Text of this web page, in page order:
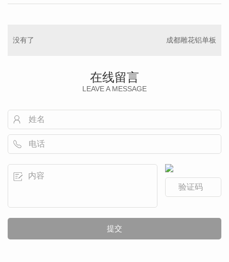
没有了 成都雕花铝单板
在线留言
LEAVE A MESSAGE